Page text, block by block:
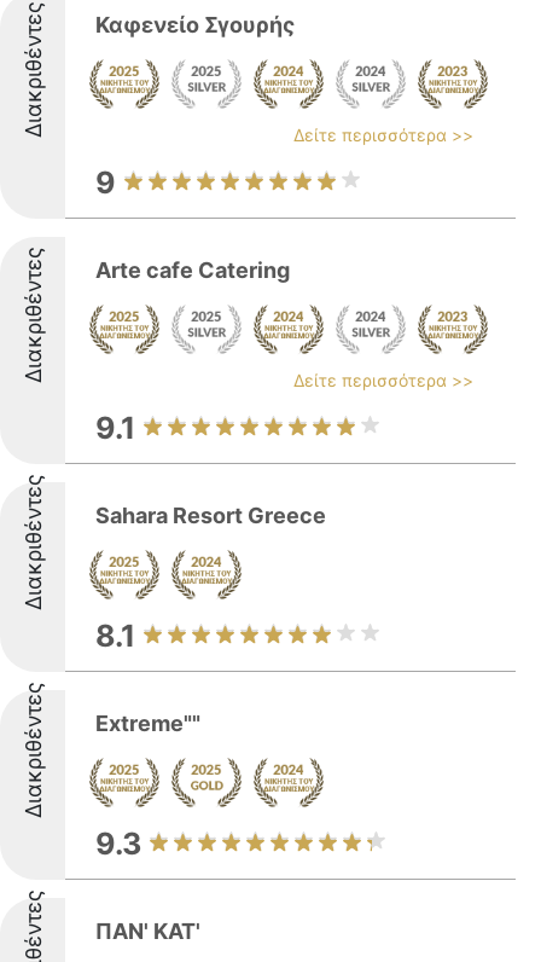
Διακριθέντες Καφενείο Σγουρής
Δείτε περισσότερα >>
9
Διακριθέντες Arte cafe Catering
Δείτε περισσότερα >>
9.1
Διακριθέντες Sahara Resort Greece
8.1
Διακριθέντες Extreme""
9.3
ΠΑΝ' ΚΑΤ'